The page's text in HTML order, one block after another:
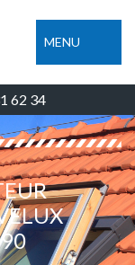
MENU
62 34